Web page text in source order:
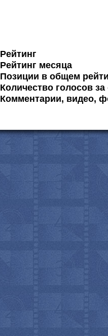
Рейтинг
Рейтинг месяца
Позиции в общем
Количество голосов за
Комментарии, видео,